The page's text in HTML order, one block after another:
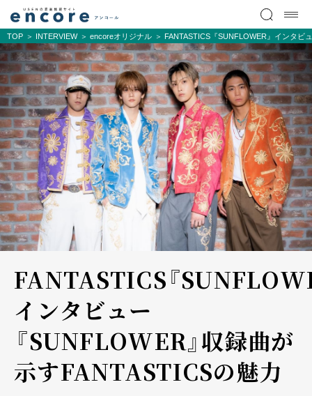
TOP INTERVIEW encoreオリジナル FANTASTICS『SUNFLOWER』インタ
FANTASTICS『
インタビュー
――『SUNFLOWER』収録曲が
示すFANTASTICSの魅力